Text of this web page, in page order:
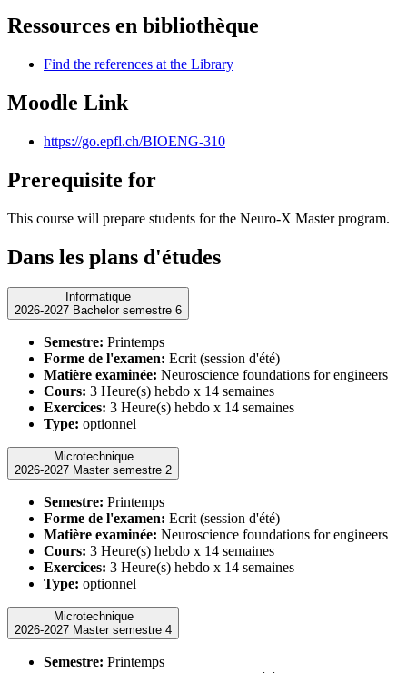
Ressources en bibliothèque
Find the references at the Library
Moodle Link
https://go.epfl.ch/BIOENG-310
Prerequisite for
This course will prepare students for the Neuro-X Master program.
Dans les plans d'études
Informatique
2026-2027 Bachelor semestre 6
Semestre: Printemps
Forme de l'examen: Ecrit (session d'été)
Matière examinée: Neuroscience foundations for engineers
Cours: 3 Heure(s) hebdo x 14 semaines
Exercices: 3 Heure(s) hebdo x 14 semaines
Type: optionnel
Microtechnique
2026-2027 Master semestre 2
Semestre: Printemps
Forme de l'examen: Ecrit (session d'été)
Matière examinée: Neuroscience foundations for engineers
Cours: 3 Heure(s) hebdo x 14 semaines
Exercices: 3 Heure(s) hebdo x 14 semaines
Type: optionnel
Microtechnique
2026-2027 Master semestre 4
Semestre: Printemps